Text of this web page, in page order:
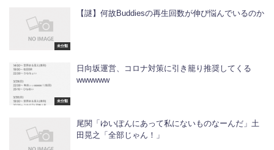
未分類
【謎】何故Buddiesの再生回数が伸び悩んでいるのか
未分類
日向坂運営、コロナ対策に引き籠り推奨してくる
wwwwww
尾関「ゆいぽんにあって私にないものなーんだ」土
田晃之「全部じゃん！」